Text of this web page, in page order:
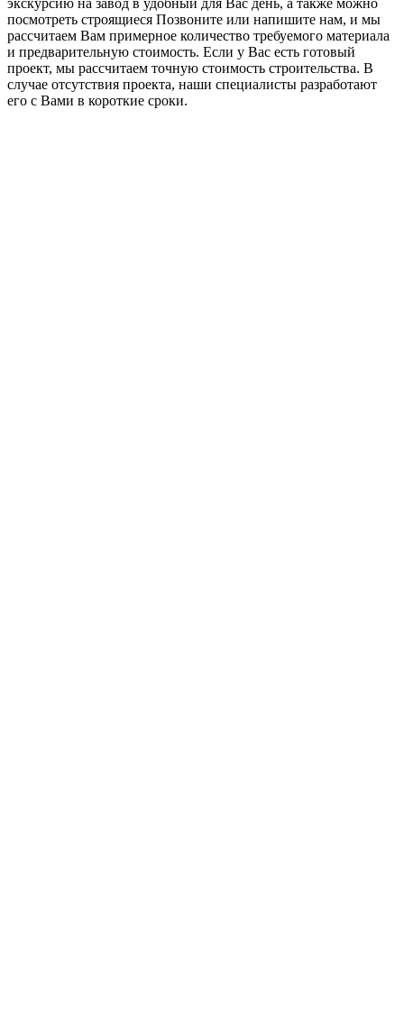
посмотреть строящиеся Позвоните или напишите нам, и мы
рассчитаем Вам примерное количество требуемого материала
и предварительную стоимость. Если у Вас есть готовый
проект, мы рассчитаем точную стоимость строительства. В
случае отсутствия проекта, наши специалисты разработают
его с Вами в короткие сроки.